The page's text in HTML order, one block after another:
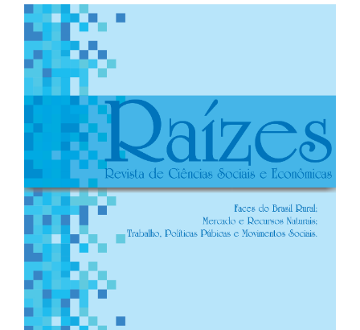
Barra
lateral
de
artigos